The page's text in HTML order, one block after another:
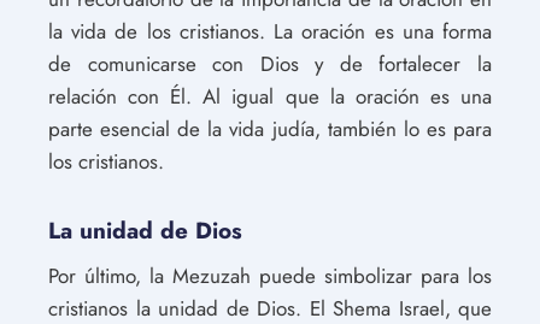
la vida de los cristianos. La oración es una forma
de comunicarse con Dios y de fortalecer la
relación con Él. Al igual que la oración es una
parte esencial de la vida judía, también lo es para
los cristianos.
La unidad de Dios
Por último, la Mezuzah puede simbolizar para los
cristianos la unidad de Dios. El Shema Israel, que